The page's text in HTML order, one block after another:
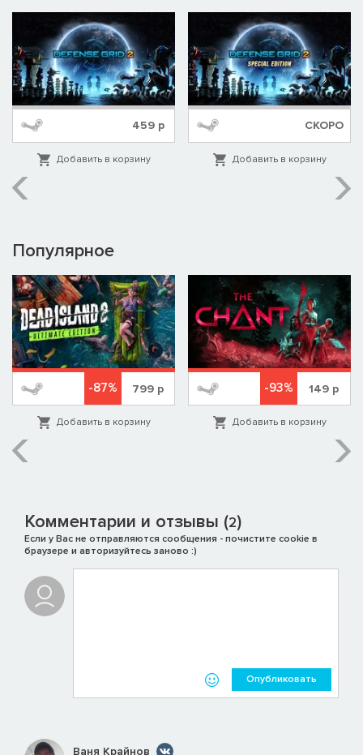
459р
Добавить в корзину
СКОРО
Добавить в корзину
Популярное
-87% 799 р
Добавить в корзину
-93% 149 р
Добавить в корзину
Комментарии и отзывы (2)
Если у Вас не отправляются сообщения - почистите cookie в
браузере и авторизуйтесь заново :)
Опубликовать
Ваня Крайнов